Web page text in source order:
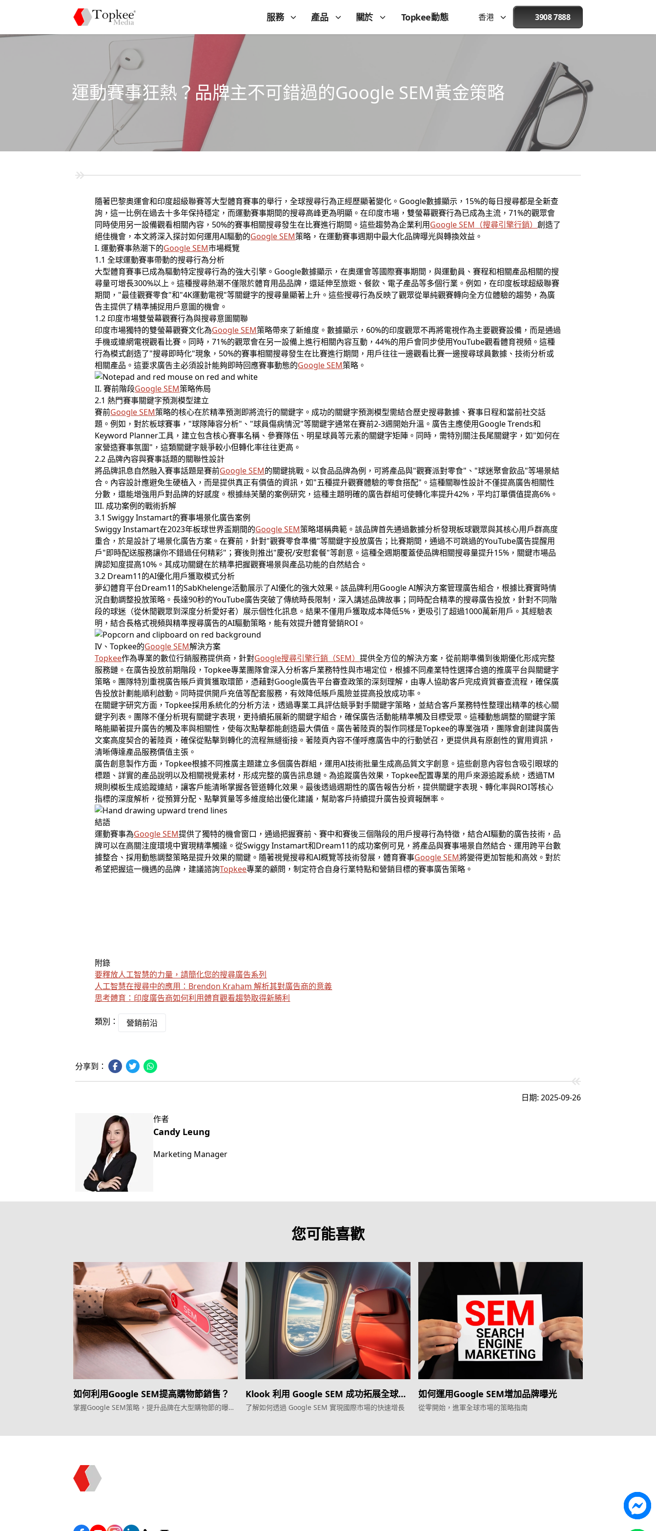
服務 產品 關於 Topkee動態 香港 3908 7888
運動賽事狂熱？品牌主不可錯過的Google SEM黃金策略
隨著巴黎奧運會和印度超級聯賽等大型體育賽事的舉行，全球搜尋行為正經歷顯著變化。Google數據顯示，15%的每日搜尋都是全新查
詢，這一比例在過去十多年保持穩定，而運動賽事期間的搜尋高峰更為明顯。在印度市場，雙螢幕觀賽行為已成為主流，71%的觀眾會
同時使用另一設備觀看相關內容，50%的賽事相關搜尋發生在比賽進行期間。這些趨勢為企業利用Google SEM （搜尋引擎行銷）創造了
絕佳機會，本文將深入探討如何運用AI驅動的Google SEM策略，在運動賽事週期中最大化品牌曝光與轉換效益。
I. 運動賽事熱潮下的Google SEM市場概覽
1.1 全球運動賽事帶動的搜尋行為分析
大型體育賽事已成為驅動特定搜尋行為的強大引擎。Google數據顯示，在奧運會等國際賽事期間，與運動員、賽程和相關產品相關的搜
尋量可增長300%以上。這種搜尋熱潮不僅限於體育用品品牌，還延伸至旅遊、餐飲、電子產品等多個行業。例如，在印度板球超級聯賽
期間，"最佳觀賽零食"和"4K運動電視"等關鍵字的搜尋量顯著上升。這些搜尋行為反映了觀眾從單純觀賽轉向全方位體驗的趨勢，為廣
告主提供了精準捕捉用戶意圖的機會。
1.2 印度市場雙螢幕觀賽行為與搜尋意圖關聯
印度市場獨特的雙螢幕觀賽文化為Google SEM策略帶來了新維度。數據顯示，60%的印度觀眾不再將電視作為主要觀賽設備，而是通過
手機或連網電視觀看比賽。同時，71%的觀眾會在另一設備上進行相關內容互動，44%的用戶會同步使用YouTube觀看體育視頻。這種
行為模式創造了"搜尋即時化"現象，50%的賽事相關搜尋發生在比賽進行期間，用戶往往一邊觀看比賽一邊搜尋球員數據、技術分析或
相關產品。這要求廣告主必須設計能夠即時回應賽事動態的Google SEM策略。
II. 賽前階段Google SEM策略佈局
2.1 熱門賽事關鍵字預測模型建立
賽前Google SEM策略的核心在於精準預測即將流行的關鍵字。成功的關鍵字預測模型需結合歷史搜尋數據、賽事日程和當前社交話
題。例如，對於板球賽事，"球隊陣容分析"、"球員傷病情況"等關鍵字通常在賽前2-3週開始升溫。廣告主應使用Google Trends和
Keyword Planner工具，建立包含核心賽事名稱、參賽隊伍、明星球員等元素的關鍵字矩陣。同時，需特別關注長尾關鍵字，如"如何在
家營造賽事氛圍"，這類關鍵字競爭較小但轉化率往往更高。
2.2 品牌內容與賽事話題的關聯性設計
將品牌訊息自然融入賽事話題是賽前Google SEM的關鍵挑戰。以食品品牌為例，可將產品與"觀賽派對零食"、"球迷聚會飲品"等場景結
合。內容設計應避免生硬植入，而是提供真正有價值的資訊，如"五種提升觀賽體驗的零食搭配"。這種關聯性設計不僅提高廣告相關性
分數，還能增強用戶對品牌的好感度。根據絲芙蘭的案例研究，這種主題明確的廣告群組可使轉化率提升42%，平均訂單價值提高6%。
III. 成功案例的戰術拆解
3.1 Swiggy Instamart的賽事場景化廣告案例
Swiggy Instamart在2023年板球世界盃期間的Google SEM策略堪稱典範。該品牌首先通過數據分析發現板球觀眾與其核心用戶群高度
重合，於是設計了場景化廣告方案。在賽前，針對"觀賽零食準備"等關鍵字投放廣告；比賽期間，通過不可跳過的YouTube廣告提醒用
戶"即時配送服務讓你不錯過任何精彩"；賽後則推出"慶祝/安慰套餐"等創意。這種全週期覆蓋使品牌相關搜尋量提升15%，關鍵市場品
牌認知度提高10%。其成功關鍵在於精準把握觀賽場景與產品功能的自然結合。
3.2 Dream11的AI優化用戶獲取模式分析
夢幻體育平台Dream11的SabKhelenge活動展示了AI優化的強大效果。該品牌利用Google AI解決方案管理廣告組合，根據比賽實時情
況自動調整投放策略。長達90秒的YouTube廣告突破了傳統時長限制，深入講述品牌故事；同時配合精準的搜尋廣告投放，針對不同階
段的球迷（從休閒觀眾到深度分析愛好者）展示個性化訊息。結果不僅用戶獲取成本降低5%，更吸引了超過1000萬新用戶。其經驗表
明，結合長格式視頻與精準搜尋廣告的AI驅動策略，能有效提升體育營銷ROI。
IV、Topkee的Google SEM解決方案
Topkee作為專業的數位行銷服務提供商，針對Google搜尋引擎行銷（SEM）提供全方位的解決方案，從前期準備到後期優化形成完整
服務鏈。在廣告投放前期階段，Topkee專業團隊會深入分析客戶業務特性與市場定位，根據不同產業特性選擇合適的推廣平台與關鍵字
策略。團隊特別重視廣告賬戶資質獲取環節，憑藉對Google廣告平台審查政策的深刻理解，由專人協助客戶完成資質審查流程，確保廣
告投放計劃能順利啟動。同時提供開戶充值等配套服務，有效降低賬戶風險並提高投放成功率。
在關鍵字研究方面，Topkee採用系統化的分析方法，透過專業工具評估競爭對手關鍵字策略，並結合客戶業務特性整理出精準的核心關
鍵字列表。團隊不僅分析現有關鍵字表現，更持續拓展新的關鍵字組合，確保廣告活動能精準觸及目標受眾。這種動態調整的關鍵字策
略能顯著提升廣告的觸及率與相關性，使每次點擊都能創造最大價值。廣告著陸頁的製作同樣是Topkee的專業強項，團隊會創建與廣告
文案高度契合的著陸頁，確保從點擊到轉化的流程無縫銜接。著陸頁內容不僅呼應廣告中的行動號召，更提供具有原創性的實用資訊，
清晰傳達產品服務價值主張。
廣告創意製作方面，Topkee根據不同推廣主題建立多個廣告群組，運用AI技術批量生成高品質文字創意。這些創意內容包含吸引眼球的
標題、詳實的產品說明以及相關視覺素材，形成完整的廣告訊息鏈。為追蹤廣告效果，Topkee配置專業的用戶來源追蹤系統，透過TM
規則模板生成追蹤連結，讓客戶能清晰掌握各管道轉化效果。最後透過週期性的廣告報告分析，提供關鍵字表現、轉化率與ROI等核心
指標的深度解析，從預算分配、點擊質量等多維度給出優化建議，幫助客戶持續提升廣告投資報酬率。
結語
運動賽事為Google SEM提供了獨特的機會窗口，通過把握賽前、賽中和賽後三個階段的用戶搜尋行為特徵，結合AI驅動的廣告技術，品
牌可以在高關注度環境中實現精準觸達。從Swiggy Instamart和Dream11的成功案例可見，將產品與賽事場景自然結合、運用跨平台數
據整合、採用動態調整策略是提升效果的關鍵。隨著視覺搜尋和AI概覽等技術發展，體育賽事Google SEM將變得更加智能和高效。對於
希望把握這一機遇的品牌，建議諮詢Topkee專業的顧問，制定符合自身行業特點和營銷目標的賽事廣告策略。
附錄
要釋放人工智慧的力量，請簡化您的搜尋廣告系列
人工智慧在搜尋中的應用：Brendon Kraham 解析其對廣告商的意義
思考體育：印度廣告商如何利用體育觀看趨勢取得新勝利
類別： 營銷前沿
分享到：
日期: 2025-09-26
作者
Candy Leung
Marketing Manager
您可能喜歡
如何利用Google SEM提高購物節銷售？
掌握Google SEM策略，提升品牌在大型購物節的曝光
Klook 利用 Google SEM 成功拓展全球市
場
了解如何透過 Google SEM 實現國際市場的快速增長
如何運用Google SEM增加品牌曝光
從零開始，進軍全球市場的策略指南